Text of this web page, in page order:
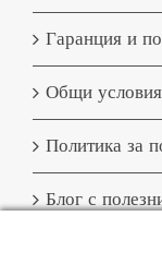
Гаранция и
Общи
Политика за
Блог с